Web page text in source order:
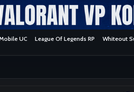
UC League Of Legends RP Whiteout